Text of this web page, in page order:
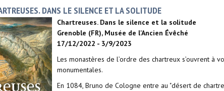
DANS LE SILENCE ET LA SOLITUDE
Chartreuses. Dans le silence et la solitude
Grenoble (FR), Musée de l'Ancien Évêché
17/12/2022 - 3/9/2023
Les monastères de l’ordre des chartreux s’ouvrent à
monumentales.
En 1084, Bruno de Cologne entre au "désert de